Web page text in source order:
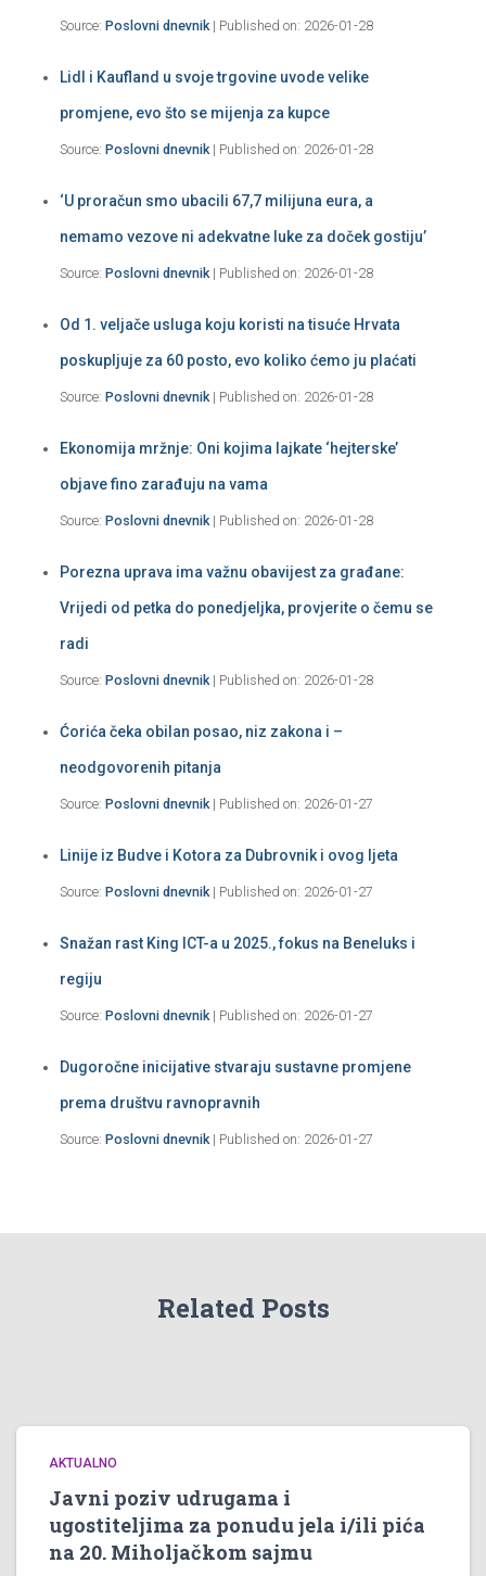
Source: Poslovni dnevnik Published on: 2026-01-28
Lidl i Kaufland u svoje trgovine uvode velike
promjene, evo što se mijenja za kupce
Source: Poslovni dnevnik Published on: 2026-01-28
‘U proračun smo ubacili 67,7 milijuna eura, a
nemamo vezove ni adekvatne luke za doček gostiju’
Source: Poslovni dnevnik Published on: 2026-01-28
Od 1. veljače usluga koju koristi na tisuće Hrvata
poskupljuje za 60 posto, evo koliko ćemo ju plaćati
Source: Poslovni dnevnik Published on: 2026-01-28
Ekonomija mržnje: Oni kojima lajkate ‘hejterske’
objave fino zarađuju na vama
Source: Poslovni dnevnik Published on: 2026-01-28
Porezna uprava ima važnu obavijest za građane:
Vrijedi od petka do ponedjeljka, provjerite o čemu se
radi
Source: Poslovni dnevnik Published on: 2026-01-28
Ćorića čeka obilan posao, niz zakona i –
neodgovorenih pitanja
Source: Poslovni dnevnik Published on: 2026-01-27
Linije iz Budve i Kotora za Dubrovnik i ovog ljeta
Source: Poslovni dnevnik Published on: 2026-01-27
Snažan rast King ICT-a u 2025., fokus na Beneluks i
regiju
Source: Poslovni dnevnik Published on: 2026-01-27
Dugoročne inicijative stvaraju sustavne promjene
prema društvu ravnopravnih
Source: Poslovni dnevnik Published on: 2026-01-27
Related Posts
AKTUALNO
Javni poziv udrugama i
ugostiteljima za ponudu jela i/ili pića
na 20. Miholjačkom sajmu